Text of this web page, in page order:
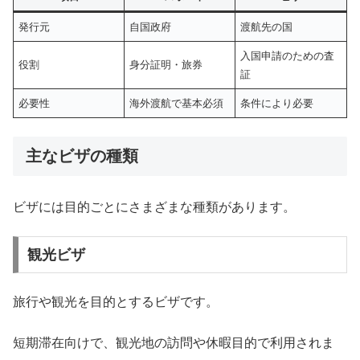
発行元 自国政府 渡航先の国
役割 身分証明・旅券
入国申請のための査
証
必要性 海外渡航で基本必須 条件により必要
主なビザの種類
ビザには目的ごとにさまざまな種類があります。
観光ビザ
旅行や観光を目的とするビザです。
短期滞在向けで、観光地の訪問や休暇目的で利用されま